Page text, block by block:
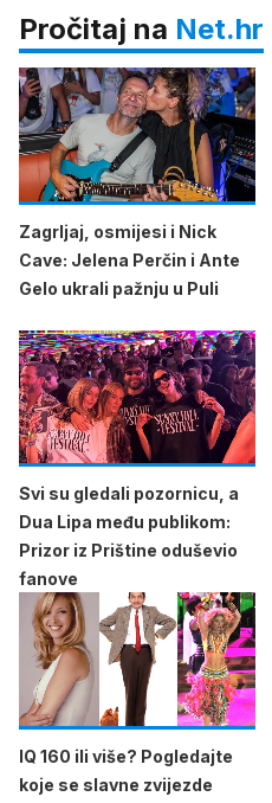
Pročitaj na Net.hr
Zagrljaj, osmijesi i Nick
Cave: Jelena Perčin i Ante
Gelo ukrali pažnju u Puli
Svi su gledali pozornicu, a
Dua Lipa među publikom:
Prizor iz Prištine oduševio
fanove
IQ 160 ili više? Pogledajte
koje se slavne zvijezde